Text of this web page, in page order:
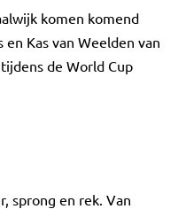
komen komend
Kas van Weelden van
de World Cup
sprong en rek. Van